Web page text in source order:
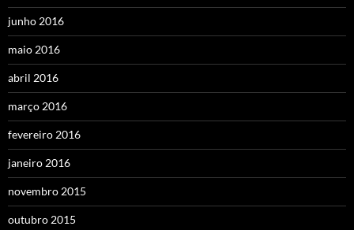
junho 2016
maio 2016
abril 2016
março 2016
fevereiro 2016
janeiro 2016
novembro 2015
outubro 2015